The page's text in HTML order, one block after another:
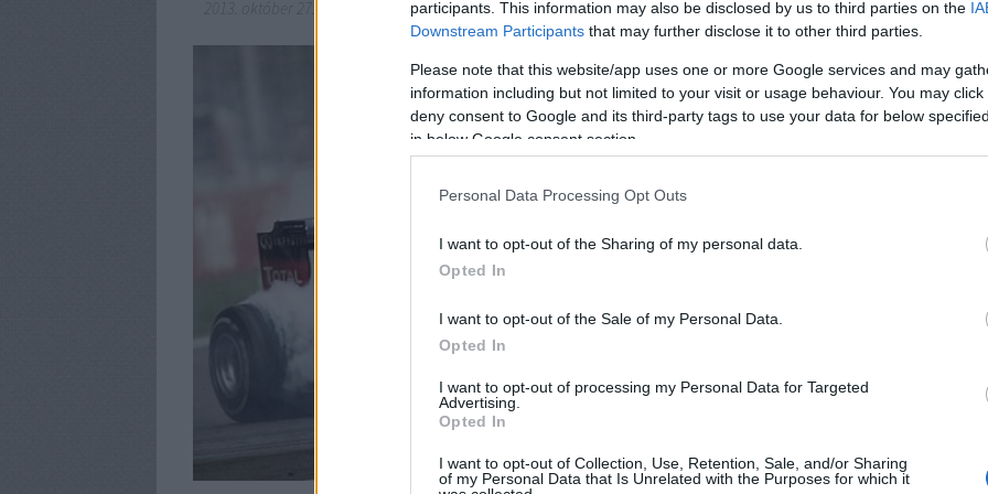
participants. This information may also be disclosed by us to third parties on the
Downstream Participants that may further disclose it to other third parties.
Please note that this website/app uses one or more Google services and may
information including but not limited to your visit or usage behaviour. You may
deny consent to Google and its third-party tags to use your data for below
in below Google consent section.
Personal Data Processing Opt Outs
I want to opt-out of the Sharing of my personal data.
Opted In
I want to opt-out of the Sale of my Personal Data.
Opted In
I want to opt-out of processing my Personal Data for Targeted
Advertising.
Opted In
I want to opt-out of Collection, Use, Retention, Sale, and/or Sharing
of my Personal Data that Is Unrelated with the Purposes for which it